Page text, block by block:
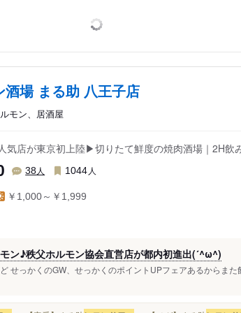
場 まる助 八王子店
モン、居酒屋
気店が東京初上陸▶切りたて鮮度の焼肉酒場｜2H
38人 1044 人
￥1,000～￥1,999
ン♪秩父ホルモン協会直営店が都内初進出(´^ω^)
せっかくのGW、せっかくのポイントUPフェアあるからまた